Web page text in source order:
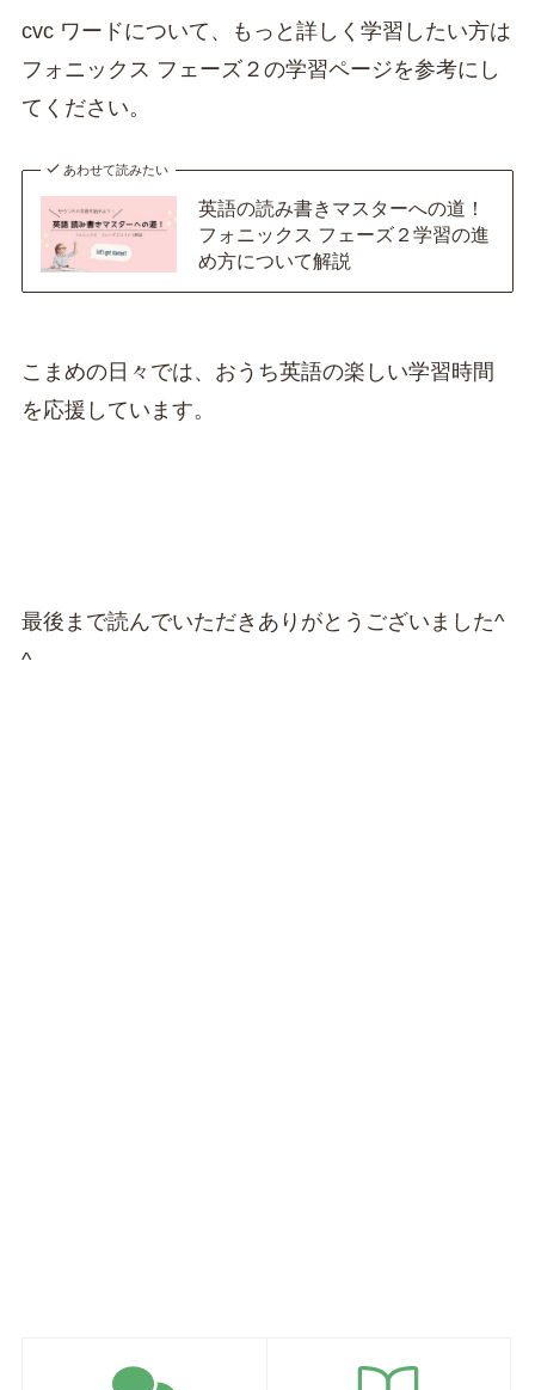
cvc ワードについて、もっと詳しく学習したい方は
フォニックス フェーズ２の学習ページを参考にし
てください。
あわせて読みたい
英語の読み書きマスターへの道！
フォニックス フェーズ２学習の進
め方について解説
こまめの日々では、おうち英語の楽しい学習時間
を応援しています。
最後まで読んでいただきありがとうございました^
^